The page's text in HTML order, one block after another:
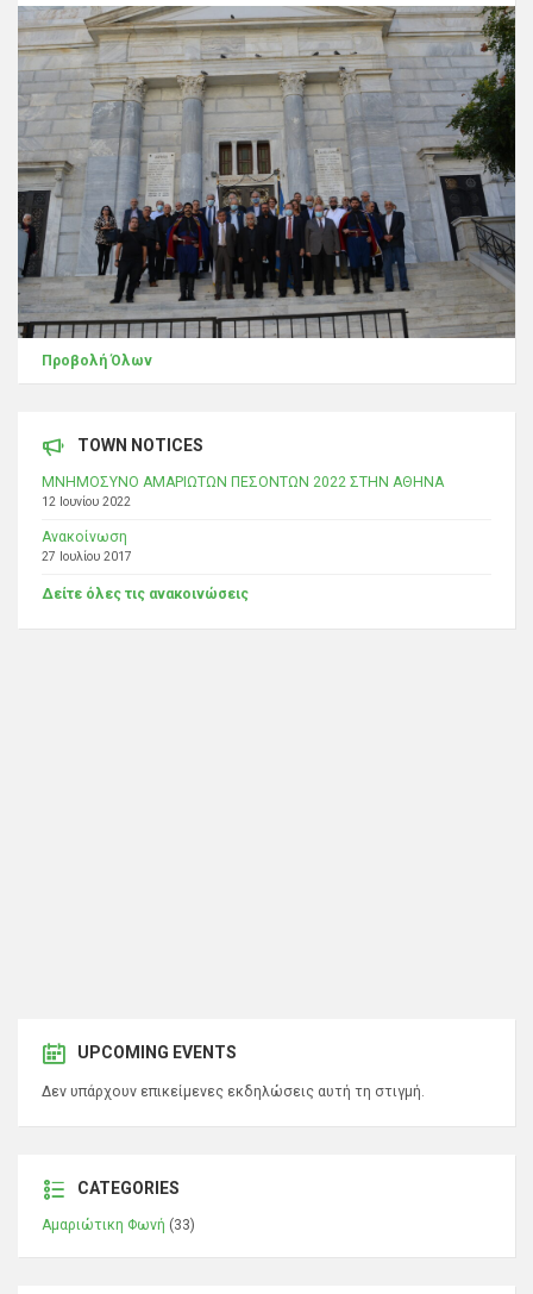
Προβολή Όλων
TOWN NOTICES
ΜΝΗΜΟΣΥΝΟ ΑΜΑΡΙΩΤΩΝ ΠΕΣΟΝΤΩΝ 2022 ΣΤΗΝ ΑΘΗΝΑ
12 Ιουνίου 2022
Ανακοίνωση
27 Ιουλίου 2017
Δείτε όλες τις ανακοινώσεις
UPCOMING EVENTS
Δεν υπάρχουν επικείμενες εκδηλώσεις αυτή τη στιγμή.
CATEGORIES
Αμαριώτικη Φωνή (33)